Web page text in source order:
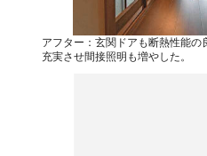
アフター：玄関ドアも断熱性能の
充実させ間接照明も増やした。